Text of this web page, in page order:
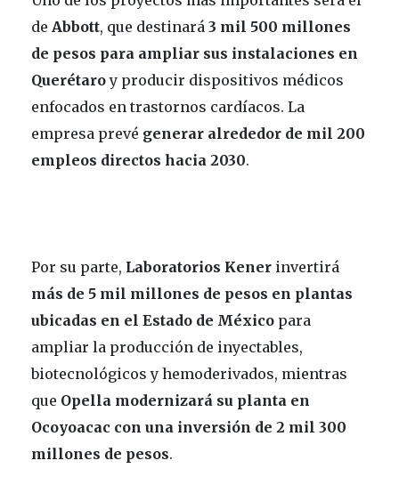
de Abbott, que destinará 3 mil 500 millones
de pesos para ampliar sus instalaciones en
Querétaroy producir dispositivos médicos
enfocados en trastornos cardíacos. La
empresa prevé generar alrededor de mil 200
empleos directos hacia 2030.
Por su parte, Laboratorios Kener invertirá
más de 5 mil millones de pesos en plantas
ubicadas en el Estado de México para
ampliar la producción de inyectables,
biotecnológicos y hemoderivados, mientras
que Opella modernizará su planta en
Ocoyoacac con una inversión de 2 mil 300
millones de pesos.